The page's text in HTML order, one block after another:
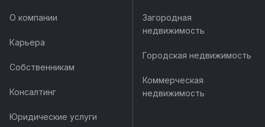
О компании
Карьера
Собственникам
Консалтинг
Юридические услуги
Загородная
недвижимость
Городская недвижимость
Коммерческая
недвижимость